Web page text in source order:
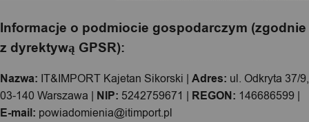
Informacje o podmiocie gospodarczym (zgodnie
z dyrektywą GPSR):
Nazwa: IT&IMPORT Kajetan Sikorski | Adres: ul. Odkryta 37/9,
03-140 Warszawa | NIP: 5242759671 | REGON: 146686599 |
E-mail: powiadomienia@itimport.pl